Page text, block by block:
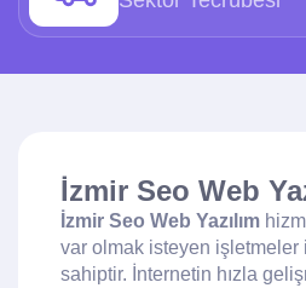
İzmir Seo Web
İzmir Seo Web Yazılım
var olmak isteyen işletmeler
sahiptir. İnternetin hızla